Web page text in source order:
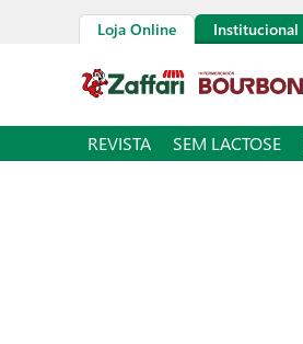
Loja Online Institucional
REVISTA SEM LACTOSE